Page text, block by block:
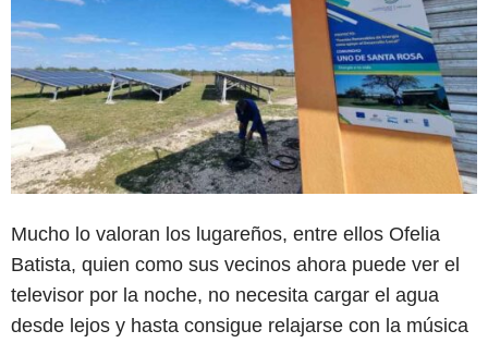
Mucho lo valoran los lugareños, entre ellos Ofelia
Batista, quien como sus vecinos ahora puede ver el
televisor por la noche, no necesita cargar el agua
desde lejos y hasta consigue relajarse con la música